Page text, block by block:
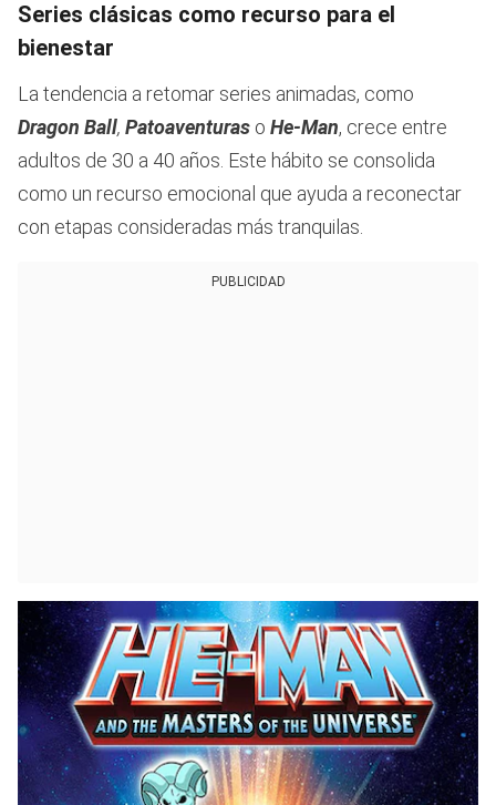
Series clásicas como recurso para el
bienestar
La tendencia a retomar series animadas, como
Dragon Ball, Patoaventuras o He-Man, crece entre
adultos de 30 a 40 años. Este hábito se consolida
como un recurso emocional que ayuda a reconectar
con etapas consideradas más tranquilas.
PUBLICIDAD